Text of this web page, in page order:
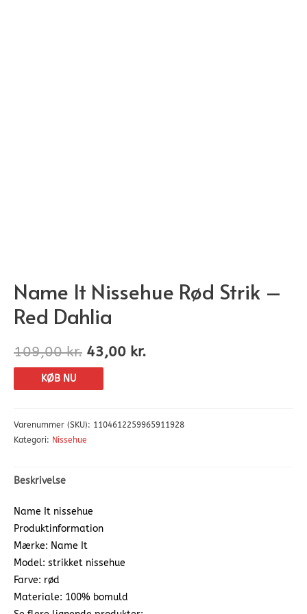
Name It Nissehue Rød Strik –
Red Dahlia
109,00kr. 43,00 kr.
KØB NU
Varenummer (SKU): 1104612259965911928
Kategori: Nissehue
Beskrivelse
Name It nissehue
Produktinformation
Mærke: Name It
Model: strikket nissehue
Farve: rød
Materiale: 100% bomuld